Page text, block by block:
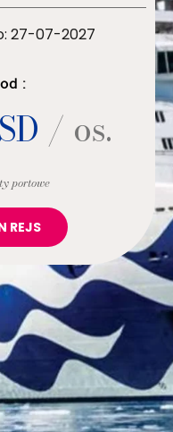
27-07-2027
:
/ os.
portowe
REJS